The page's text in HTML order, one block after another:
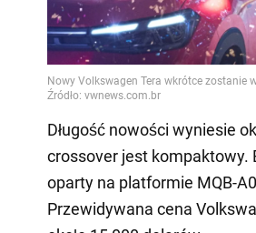
Długość nowości wyniesie
crossover jest kompaktowy.
oparty na platformie MQB-
Przewidywana cena